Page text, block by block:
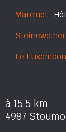
Marquet
Steineweiher
Le
à 15.5 km
4987